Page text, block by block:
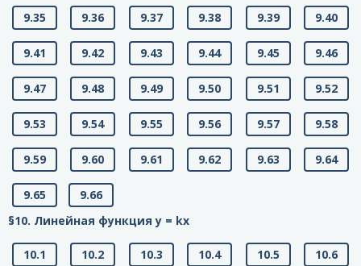
9.35 9.36 9.37 9.38 9.39 9.40
9.41 9.42 9.43 9.44 9.45 9.46
9.47 9.48 9.49 9.50 9.51 9.52
9.53 9.54 9.55 9.56 9.57 9.58
9.59 9.60 9.61 9.62 9.63 9.64
9.65
9.66
§10. Линейная функция у = kx
10.1 10.2 10.3 10.4 10.5 10.6